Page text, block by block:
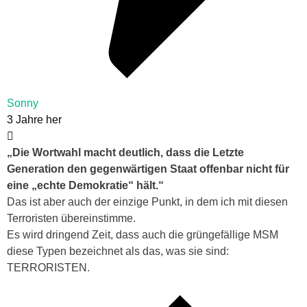
Sonny
3 Jahre her
„Die Wortwahl macht deutlich, dass die Letzte
Generation den gegenwärtigen Staat offenbar nicht für
eine „echte Demokratie“ hält.“
Das ist aber auch der einzige Punkt, in dem ich mit diesen
Terroristen übereinstimme.
Es wird dringend Zeit, dass auch die grüngefällige MSM
diese Typen bezeichnet als das, was sie sind:
TERRORISTEN.